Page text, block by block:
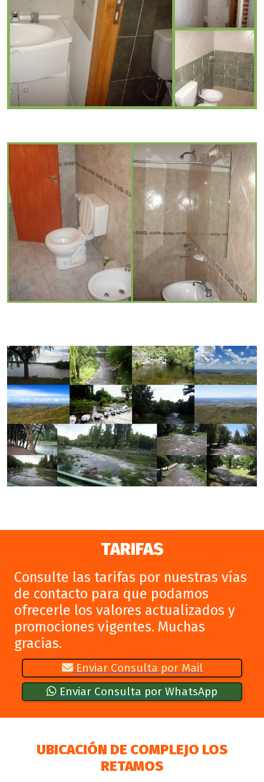
TARIFAS
Consulte las tarifas por nuestras vías
de contacto para que podamos
ofrecerle los valores actualizados y
promociones vigentes. Muchas
gracias.
Enviar Consulta por Mail
Enviar Consulta por WhatsApp
UBICACIÓN DE COMPLEJO LOS
RETAMOS